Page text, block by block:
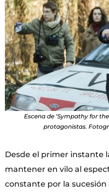
Escena de ‘Sympathy for
protagonistas.
Desde el primer instante
mantener en vilo al
constante por la